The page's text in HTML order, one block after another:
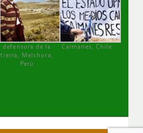
defensora de la
tierra, Melchora,
Perú
Caimanes, Chile